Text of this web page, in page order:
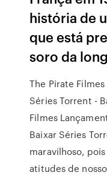
história de
que está
soro da
The Pirate
Séries Torrent -
Filmes
Baixar Séries
maravilhoso,
atitudes de